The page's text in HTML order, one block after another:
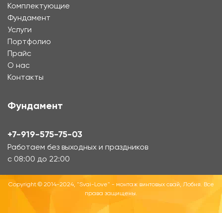
Комплектующие
Фундамент
Услуги
Портфолио
Прайс
О нас
Контакты
Фундамент
+7-919-575-75-03
Работаем без выходных и праздников
с 08:00 до 22:00
Copyright © 2014-2024, "Svai-Love" - монтаж винтовых свай, Лобня. Все
права защищены.